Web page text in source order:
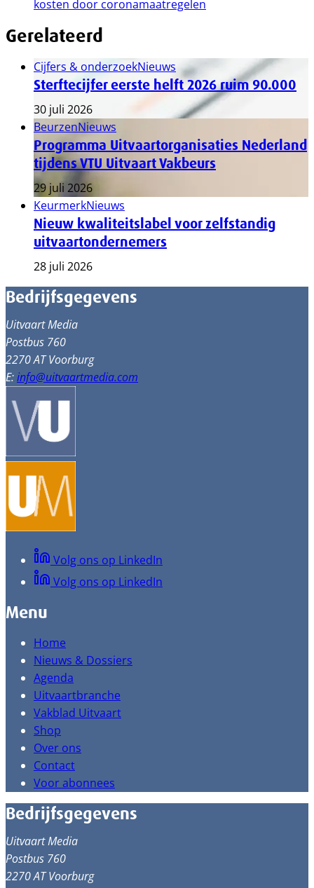
kosten door coronamaatregelen
Gerelateerd
Cijfers & onderzoekNieuws
Sterftecijfer eerste helft 2026 ruim 90.000
30 juli 2026
BeurzenNieuws
Programma Uitvaartorganisaties Nederland
tijdens VTU Uitvaart Vakbeurs
29 juli 2026
KeurmerkNieuws
Nieuw kwaliteitslabel voor zelfstandig
uitvaartondernemers
28 juli 2026
Bedrijfsgegevens
Uitvaart Media
Postbus 760
2270 AT Voorburg
E:info@uitvaartmedia.com
Volg ons op LinkedIn
Volg ons op LinkedIn
Menu
Home
Nieuws & Dossiers
Agenda
Uitvaartbranche
Vakblad Uitvaart
Shop
Over ons
Contact
Voor abonnees
Bedrijfsgegevens
Uitvaart Media
Postbus 760
2270 AT Voorburg